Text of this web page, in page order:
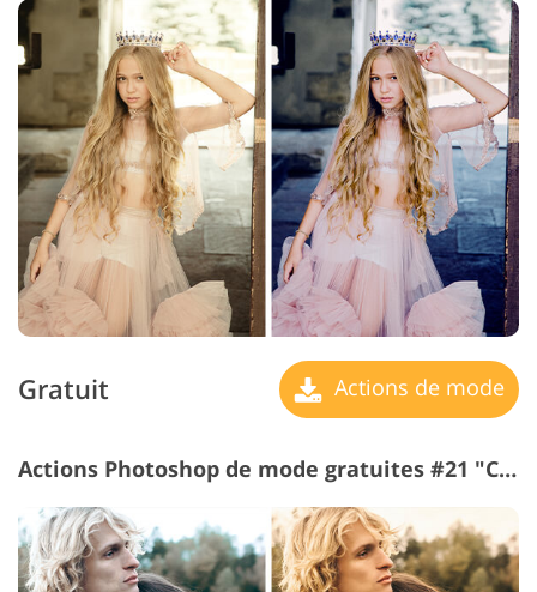
Gratuit Actions de mode
Actions Photoshop de mode gratuites #21 "Cream"